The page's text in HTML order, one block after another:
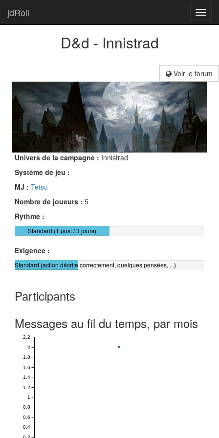
jdRoll
D&d - Innistrad
Voir le forum
Univers de la campagne : Innistrad
Système de jeu :
MJ : Tetsu
Nombre de joueurs : 5
Rythme :
Standard (1 post / 3 jours)
Exigence :
Standard (action décrite correctement, quelques pensées, ...)
Participants
Messages au fil du temps, par mois
0.4
0.6
0.8
1
1.2
1.4
1.6
1.8
2
2.2